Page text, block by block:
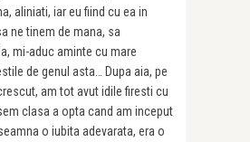
aliniati, iar eu fiind cu ea in
ne tinem de mana, sa
mi-aduc aminte cu mare
de genul asta… Dupa aia, pe
am tot avut idile firesti cu
clasa a opta cand am inceput
o iubita adevarata, era o